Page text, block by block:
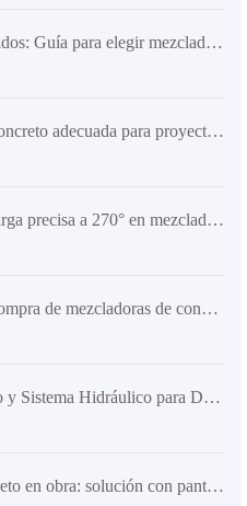
Construcción en espacios reducidos: Guía para elegir mezcladoras compactas de hormigón eficientes
Cómo elegir la mezcladora de concreto adecuada para proyectos de construcción pequeños y medianos
Tecnología avanzada para descarga precisa a 270° en mezcladoras de concreto con estructura articulada e hidráulica
Guía para evitar trampas en la compra de mezcladoras de concreto: Desde el chasis articulado hasta los neumáticos de ingeniería, estos detalles determinan la adaptabilidad en el sitio
Tecnología de Chasis Articulado y Sistema Hidráulico para Descarga Precisa Multángulo de 270° en Hormigoneras AS-4.5
Mejora la consistencia del concreto en obra: solución con pantalla táctil HD y sistema de pesaje en tiempo real